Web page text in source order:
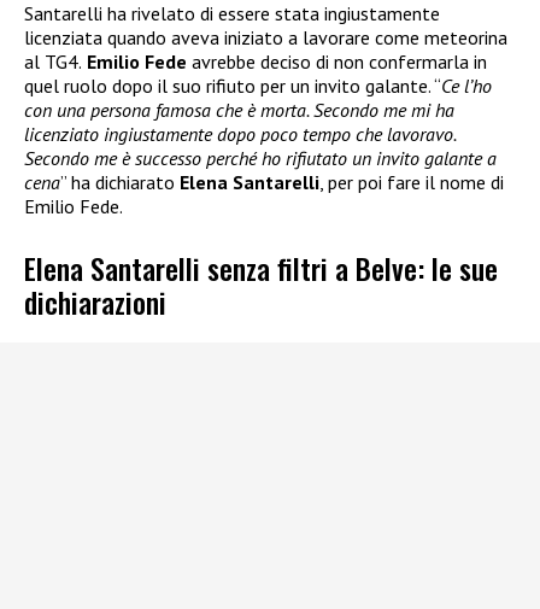
Santarelli ha rivelato di essere stata ingiustamente
licenziata quando aveva iniziato a lavorare come meteorina
al TG4. Emilio Fede avrebbe deciso di non confermarla in
quel ruolo dopo il suo rifiuto per un invito galante. “Ce l’ho
con una persona famosa che è morta. Secondo me mi ha
licenziato ingiustamente dopo poco tempo che lavoravo.
Secondo me è successo perché ho rifiutato un invito galante a
cena” ha dichiarato Elena Santarelli, per poi fare il nome di
Emilio Fede.
Elena Santarelli senza filtri a Belve: le sue
dichiarazioni